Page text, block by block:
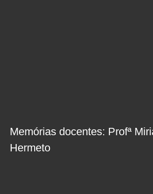
Memórias docentes: Profª
Hermeto